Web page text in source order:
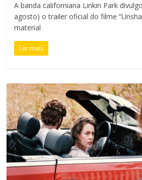
A banda californiana Linkin Park
agosto) o trailer oficial do filme
material
Ler mais